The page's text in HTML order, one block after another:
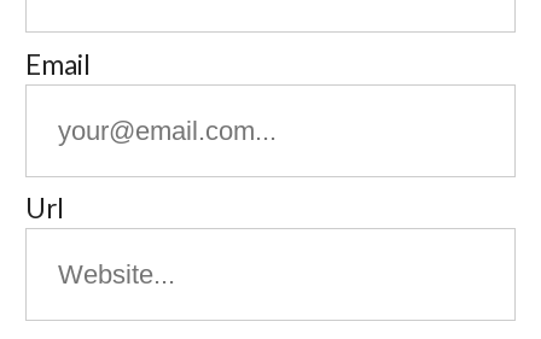
Email
Url